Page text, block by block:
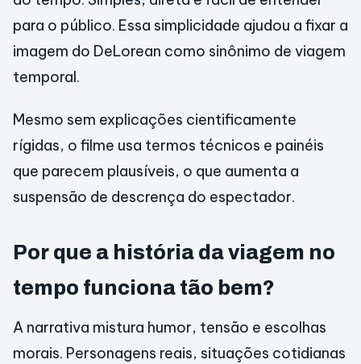
para o público. Essa simplicidade ajudou a fixar a
imagem do DeLorean como sinônimo de viagem
temporal.
Mesmo sem explicações cientificamente
rígidas, o filme usa termos técnicos e painéis
que parecem plausíveis, o que aumenta a
suspensão de descrença do espectador.
Por que a história da viagem no
tempo funciona tão bem?
A narrativa mistura humor, tensão e escolhas
morais. Personagens reais, situações cotidianas